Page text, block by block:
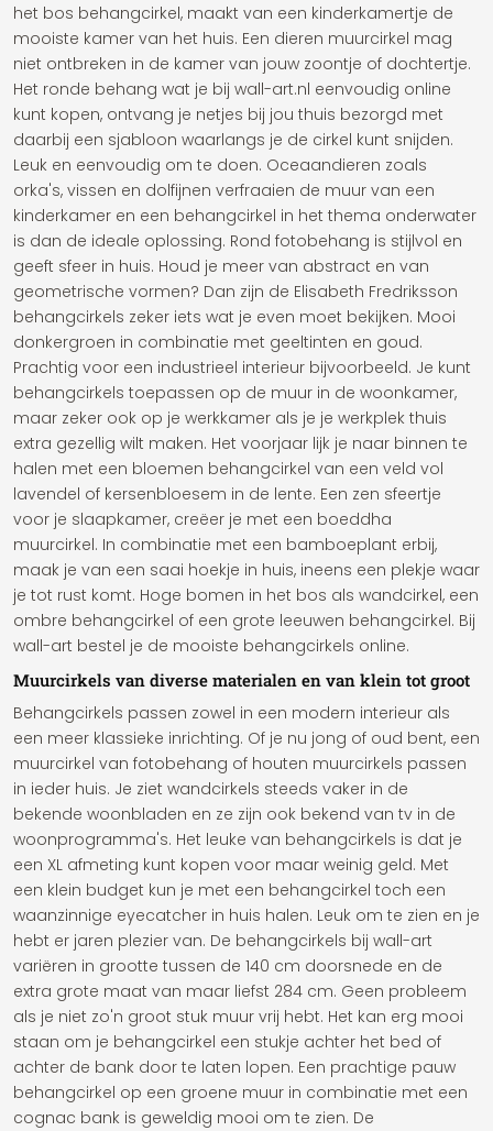
het bos behangcirkel, maakt van een kinderkamertje de
mooiste kamer van het huis. Een dieren muurcirkel mag
niet ontbreken in de kamer van jouw zoontje of dochtertje.
Het ronde behang wat je bij wall-art.nl eenvoudig online
kunt kopen, ontvang je netjes bij jou thuis bezorgd met
daarbij een sjabloon waarlangs je de cirkel kunt snijden.
Leuk en eenvoudig om te doen. Oceaandieren zoals
orka's, vissen en dolfijnen verfraaien de muur van een
kinderkamer en een behangcirkel in het thema onderwater
is dan de ideale oplossing. Rond fotobehang is stijlvol en
geeft sfeer in huis. Houd je meer van abstract en van
geometrische vormen? Dan zijn de Elisabeth Fredriksson
behangcirkels zeker iets wat je even moet bekijken. Mooi
donkergroen in combinatie met geeltinten en goud.
Prachtig voor een industrieel interieur bijvoorbeeld. Je kunt
behangcirkels toepassen op de muur in de woonkamer,
maar zeker ook op je werkkamer als je je werkplek thuis
extra gezellig wilt maken. Het voorjaar lijk je naar binnen te
halen met een bloemen behangcirkel van een veld vol
lavendel of kersenbloesem in de lente. Een zen sfeertje
voor je slaapkamer, creëer je met een boeddha
muurcirkel. In combinatie met een bamboeplant erbij,
maak je van een saai hoekje in huis, ineens een plekje waar
je tot rust komt. Hoge bomen in het bos als wandcirkel, een
ombre behangcirkel of een grote leeuwen behangcirkel. Bij
wall-art bestel je de mooiste behangcirkels online.
Muurcirkels van diverse materialen en van klein tot groot
Behangcirkels passen zowel in een modern interieur als
een meer klassieke inrichting. Of je nu jong of oud bent, een
muurcirkel van fotobehang of houten muurcirkels passen
in ieder huis. Je ziet wandcirkels steeds vaker in de
bekende woonbladen en ze zijn ook bekend van tv in de
woonprogramma's. Het leuke van behangcirkels is dat je
een XL afmeting kunt kopen voor maar weinig geld. Met
een klein budget kun je met een behangcirkel toch een
waanzinnige eyecatcher in huis halen. Leuk om te zien en je
hebt er jaren plezier van. De behangcirkels bij wall-art
variëren in grootte tussen de 140 cm doorsnede en de
extra grote maat van maar liefst 284 cm. Geen probleem
als je niet zo'n groot stuk muur vrij hebt. Het kan erg mooi
staan om je behangcirkel een stukje achter het bed of
achter de bank door te laten lopen. Een prachtige pauw
behangcirkel op een groene muur in combinatie met een
cognac bank is geweldig mooi om te zien. De